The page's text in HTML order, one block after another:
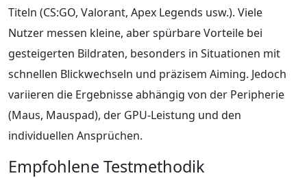
Titeln (CS:GO, Valorant, Apex Legends usw.). Viele
Nutzer messen kleine, aber spürbare Vorteile bei
gesteigerten Bildraten, besonders in Situationen mit
schnellen Blickwechseln und präzisem Aiming. Jedoch
variieren die Ergebnisse abhängig von der Peripherie
(Maus, Mauspad), der GPU-Leistung und den
individuellen Ansprüchen.
Empfohlene Testmethodik